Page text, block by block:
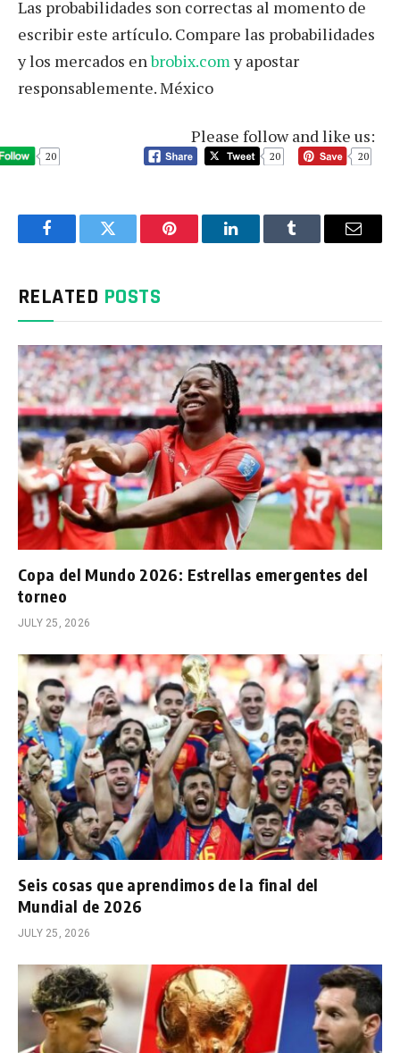
Las probabilidades son correctas al momento de
escribir este artículo. Compare las probabilidades
y los mercados enbrobix.com y apostar
responsablemente. México
Please follow and like us:
20 20 20
FacebookTwitter Pinterest LinkedInTumblr Email
RELATED POSTS
Copa del Mundo 2026: Estrellas emergentes del
torneo
JULY 25, 2026
Seis cosas que aprendimos de la final del
Mundial de 2026
JULY 25, 2026